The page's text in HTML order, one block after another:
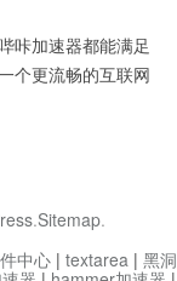
加速器都能满足
个更流畅的互联网
.Sitemap.
中心 | textarea | 黑